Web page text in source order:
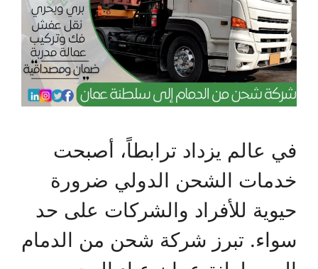
في عالم يزداد ترابطاً، أصبحت
خدمات الشحن الدولي ضرورة
حيوية للأفراد والشركات على حد
سواء. تبرز شركة شحن من الدمام